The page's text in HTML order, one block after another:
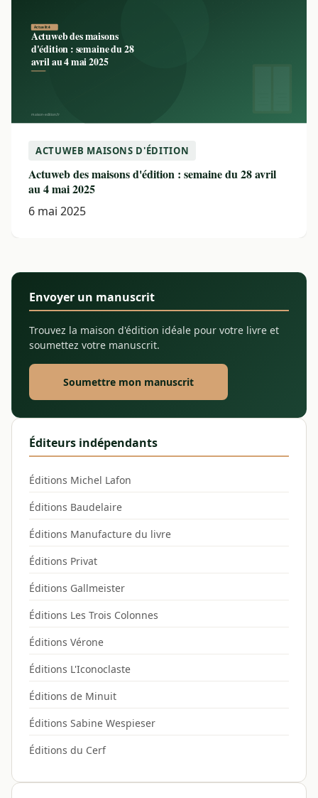
ACTUWEB MAISONS D'ÉDITION
Actuweb des maisons d'édition : semaine du 28 avril
au 4 mai 2025
6 mai 2025
Envoyer un manuscrit
Trouvez la maison d'édition idéale pour votre livre et
soumettez votre manuscrit.
Soumettre mon manuscrit
Éditeurs indépendants
Éditions Michel Lafon
Éditions Baudelaire
Éditions Manufacture du livre
Éditions Privat
Éditions Gallmeister
Éditions Les Trois Colonnes
Éditions Vérone
Éditions L'Iconoclaste
Éditions de Minuit
Éditions Sabine Wespieser
Éditions du Cerf